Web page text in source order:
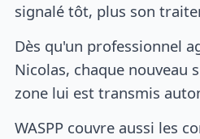
signalé tôt, plus son
Dès qu'un professionnel
Nicolas, chaque nouveau
zone lui est transmis
WASPP couvre aussi les